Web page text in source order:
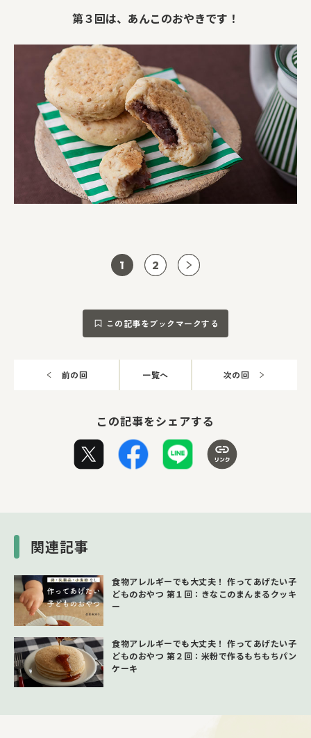
第３回は、あんこのおやきです！
1 2
この記事をブックマークする
前の回 一覧へ 次の回
この記事をシェアする
関連記事
食物アレルギーでも大丈夫！ 作ってあげたい子
どものおやつ 第１回：きなこのまんまるクッキ
ー
食物アレルギーでも大丈夫！ 作ってあげたい子
どものおやつ 第２回：米粉で作るもちもちパン
ケーキ